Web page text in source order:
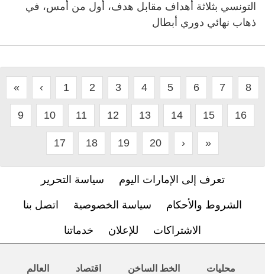
التونسي بثلاثة أهداف مقابل هدف، أول من أمس، في
ذهاب نهائي دوري أبطال
« ‹ 1 2 3 4 5 6 7 8
9 10 11 12 13 14 15 16
17 18 19 20 › »
تعرف إلى الإمارات اليوم سياسة التحرير
الشروط والأحكام سياسة الخصوصية اتصل بنا
الاشتراكات للإعلان خدماتنا
محليات الخط الساخن اقتصاد العالم